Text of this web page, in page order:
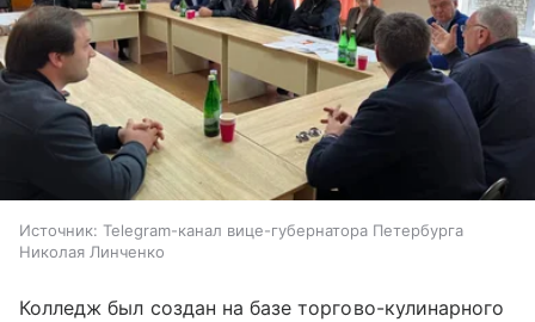
Источник: Telegram-канал вице-губернатора Петербурга
Николая Линченко
Колледж был создан на базе торгово-кулинарного